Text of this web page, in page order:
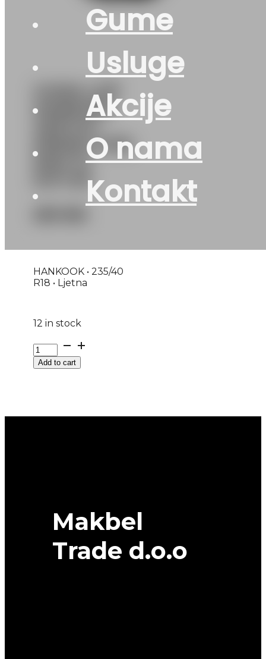
Gume
Usluge
Akcije
O nama
Kontakt
GUMA LJ/P
HANKOOK
PRIME4 K135
95W XL
DOT:26
HANKOOK • 235/40
R18 • Ljetna
12 in stock
GUMA
LJ/P
HANKOOK
Add to cart
Makbel
Trade d.o.o